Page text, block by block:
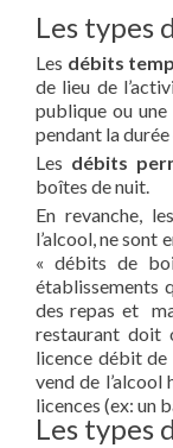
Les types
Les débits
de lieu de
publique ou
pendant la
Les débits
boîtes de nuit.
En revanche, les
l’alcool, ne sont
« débits de
établissements
des repas et
restaurant doit
licence débit de
vend de l’alcool
licences (ex: un
Les types